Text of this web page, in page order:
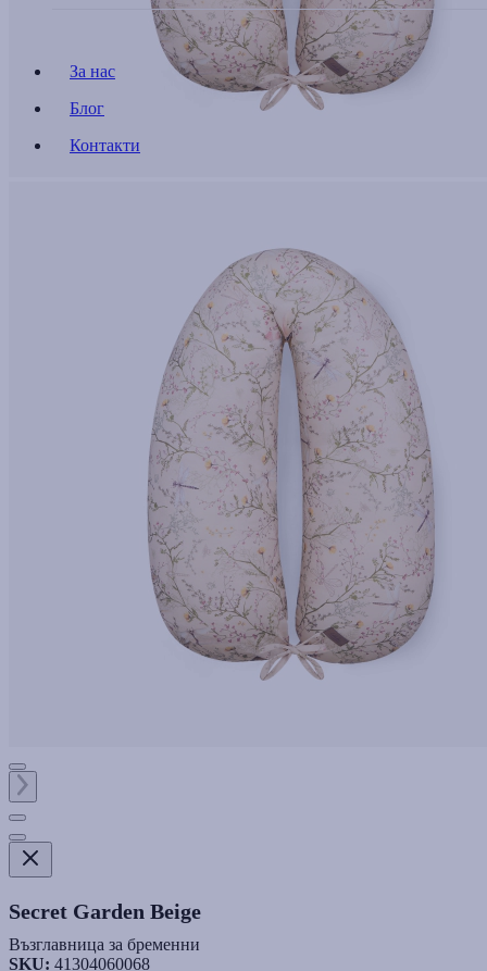
За нас
Блог
Контакти
Secret Garden Beige
Възглавница за бременни
SKU: 41304060068